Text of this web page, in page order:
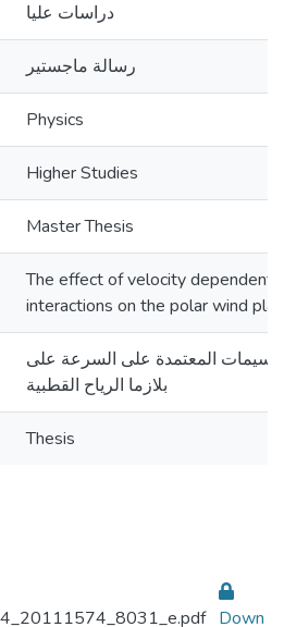
دراسات عليا
رسالة ماجستير
Physics
Higher Studies
Master Thesis
The effect of velocity dependent
interactions on the polar wind
المعتمدة على السرعة على
بلازما الرياح القطبية
Thesis
Down